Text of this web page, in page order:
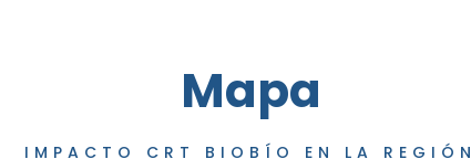
Mapa
IMPACTO CRT BIOBÍO EN LA REGIÓN